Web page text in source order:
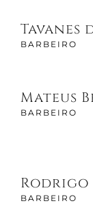
Tavanes
BARBEIRO
Mateus
BARBEIRO
Rodrigo
BARBEIRO